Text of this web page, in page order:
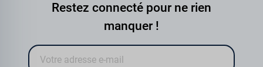
Restez connecté pour ne rien
manquer !